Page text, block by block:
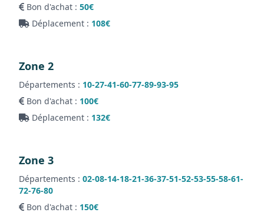
Bon d'achat : 50€
Déplacement : 108€
Zone 2
Départements : 10-27-41-60-77-89-93-95
Bon d'achat : 100€
Déplacement : 132€
Zone 3
Départements : 02-08-14-18-21-36-37-51-52-53-55-58-61-
72-76-80
Bon d'achat : 150€